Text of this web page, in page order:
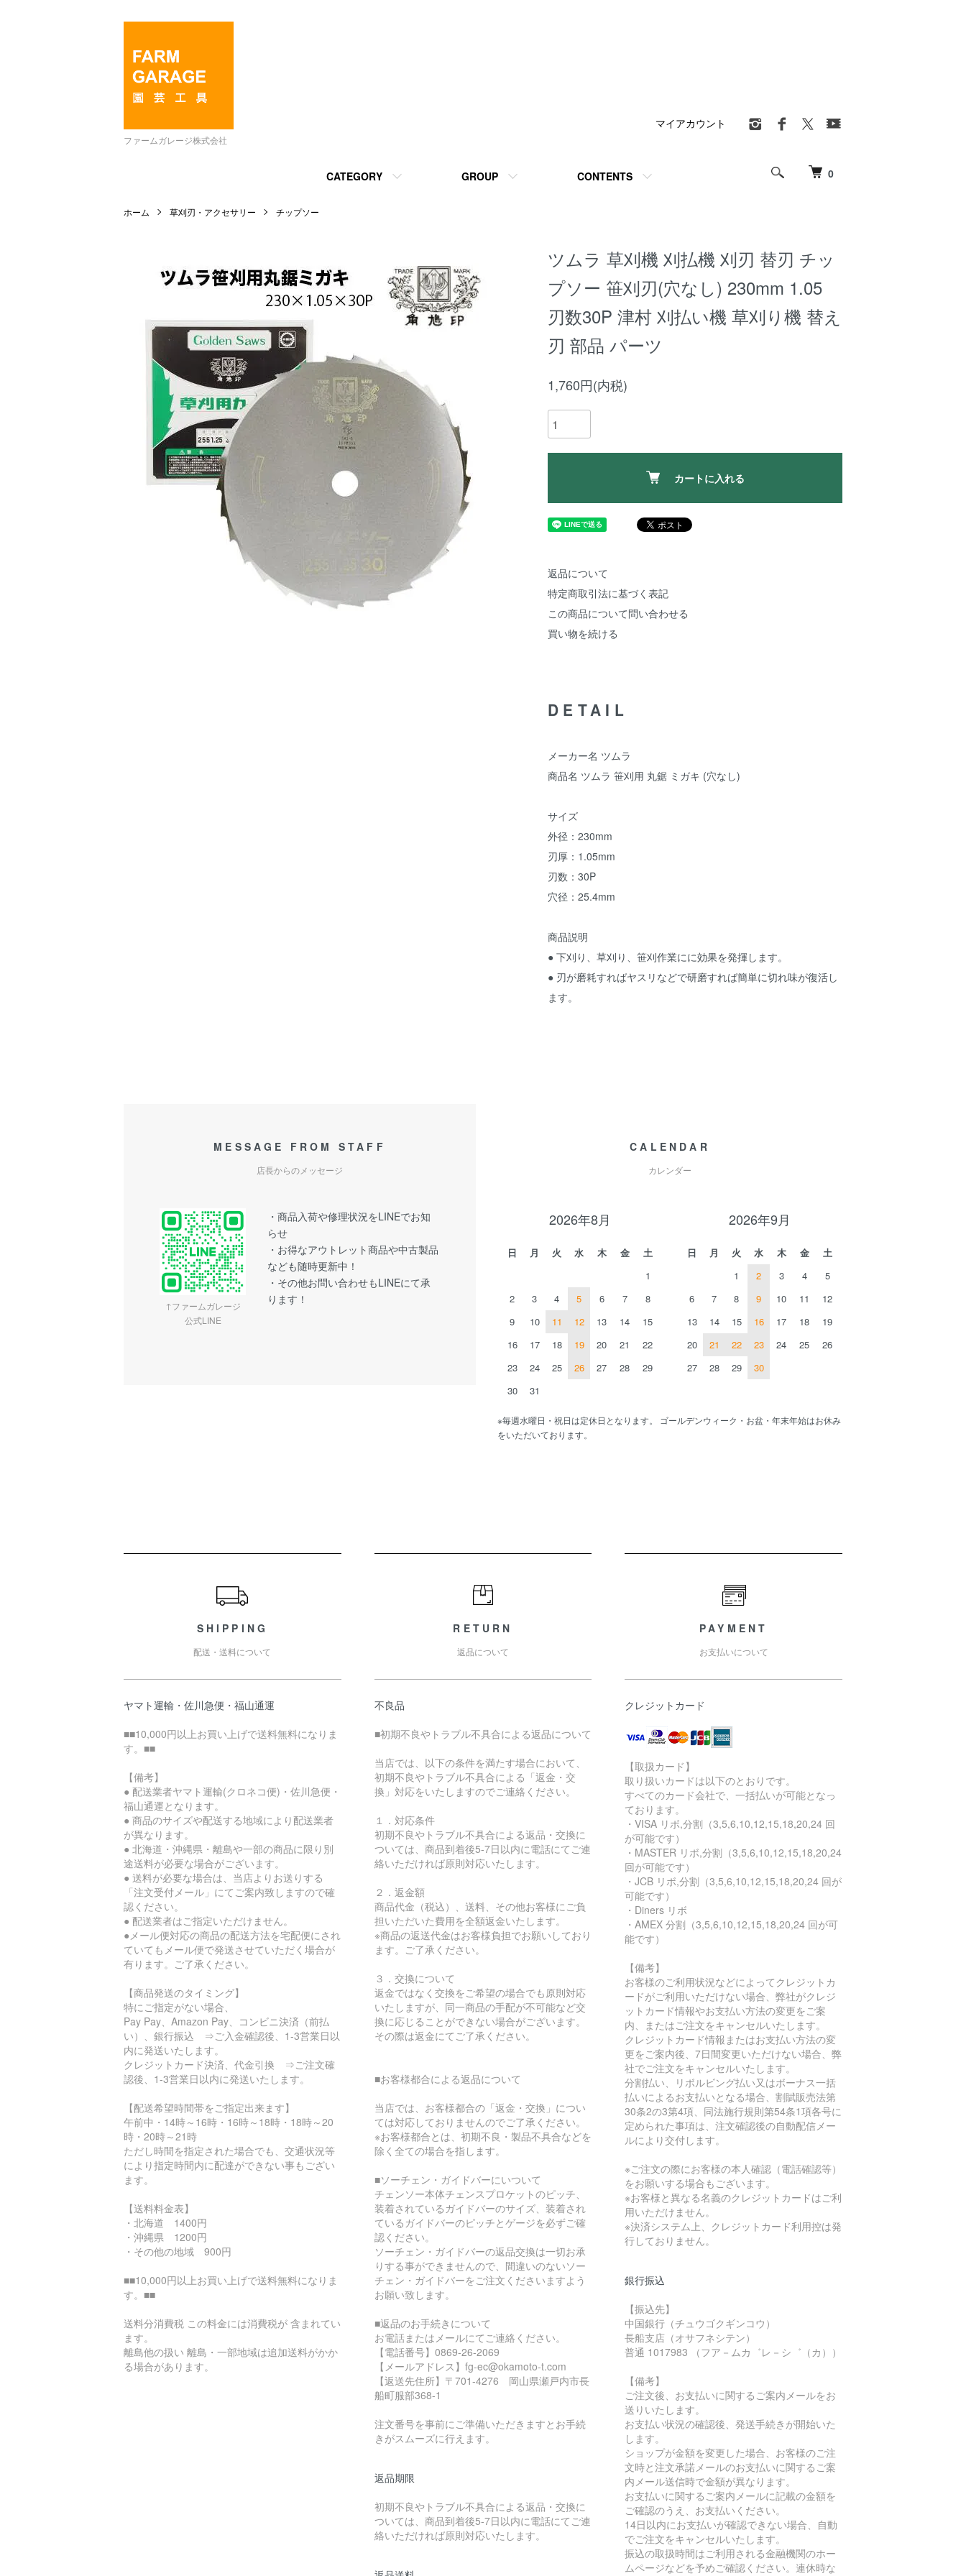
ファームガレージ株式会社
0
CATEGORY GROUP CONTENTS
マイアカウント
ホーム 草刈刃・アクセサリー チップソー
ツムラ 草刈機 刈払機 刈刃 替刃 チッ
プソー 笹刈刃(穴なし) 230mm 1.05
刃数30P 津村 刈払い機 草刈り機 替え
刃 部品 パーツ
1,760円(内税)
カートに入れる
返品について
特定商取引法に基づく表記
この商品について問い合わせる
買い物を続ける
DETAIL
メーカー名 ツムラ
商品名 ツムラ 笹刈用 丸鋸 ミガキ (穴なし)
サイズ
外径：230mm
刃厚：1.05mm
刃数：30P
穴径：25.4mm
商品説明
● 下刈り、草刈り、笹刈作業にに効果を発揮します。
● 刃が磨耗すればヤスリなどで研磨すれば簡単に切れ味が復活し
ます。
MESSAGE FROM STAFF
店長からのメッセージ
↑ファームガレージ
公式LINE
・商品入荷や修理状況をLINEでお知
らせ
・お得なアウトレット商品や中古製品
なども随時更新中！
・その他お問い合わせもLINEにて承
ります！
CALENDAR
カレンダー
2026年8月
日 月 火 水 木 金
土
1
2
3 4 5 6 7
8
9
10 11 12 13 14
15
16
17 18 19 20 21
22
23
24 25 26 27 28
29
30
31
2026年9月
日 月 火 水 木 金
土
1
2 3 4
5
6
7 8 9 10 11
12
13
14 15 16 17 18
19
20
21 22 23 24 25
26
27
28 29 30
※毎週水曜日・祝日は定休日となります。 ゴールデンウィーク・お盆・年末年始はお休み
をいただいております。
SHIPPING
配送・送料について
ヤマト運輸・佐川急便・福山通運
■■10,000円以上お買い上げで送料無料になりま
す。■■
【備考】
● 配送業者ヤマト運輸(クロネコ便)・佐川急便・
福山通運となります。
● 商品のサイズや配送する地域により配送業者
が異なります。
● 北海道・沖縄県・離島や一部の商品に限り別
途送料が必要な場合がございます。
● 送料が必要な場合は、当店よりお送りする
「注文受付メール」にてご案内致しますので確
認ください。
● 配送業者はご指定いただけません。
●メール便対応の商品の配送方法を宅配便にされ
ていてもメール便で発送させていただく場合が
有ります。ご了承ください。
【商品発送のタイミング】
特にご指定がない場合、
Pay Pay、Amazon Pay、コンビニ決済（前払
い）、銀行振込 ⇒ご入金確認後、1-3営業日以
内に発送いたします。
クレジットカード決済、代金引換 ⇒ご注文確
認後、1-3営業日以内に発送いたします。
【配送希望時間帯をご指定出来ます】
午前中・14時～16時・16時～18時・18時～20
時・20時～21時
ただし時間を指定された場合でも、交通状況等
により指定時間内に配達ができない事もござい
ます。
【送料料金表】
・北海道 1400円
・沖縄県 1200円
・その他の地域 900円
■■10,000円以上お買い上げで送料無料になりま
す。■■
送料分消費税 この料金には消費税が 含まれてい
ます。
離島他の扱い 離島・一部地域は追加送料がかか
る場合があります。
RETURN
返品について
不良品
■初期不良やトラブル不具合による返品について
当店では、以下の条件を満たす場合において、
初期不良やトラブル不具合による「返金・交
換」対応をいたしますのでご連絡ください。
１．対応条件
初期不良やトラブル不具合による返品・交換に
ついては、商品到着後5-7日以内に電話にてご連
絡いただければ原則対応いたします。
２．返金額
商品代金（税込）、送料、その他お客様にご負
担いただいた費用を全額返金いたします。
※商品の返送代金はお客様負担でお願いしており
ます。ご了承ください。
３．交換について
返金ではなく交換をご希望の場合でも原則対応
いたしますが、同一商品の手配が不可能など交
換に応じることができない場合がございます。
その際は返金にてご了承ください。
■お客様都合による返品について
当店では、お客様都合の「返金・交換」につい
ては対応しておりませんのでご了承ください。
※お客様都合とは、初期不良・製品不具合などを
除く全ての場合を指します。
■ソーチェン・ガイドバーにいついて
チェンソー本体チェンスプロケットのピッチ、
装着されているガイドバーのサイズ、装着され
ているガイドバーのピッチとゲージを必ずご確
認ください。
ソーチェン・ガイドバーの返品交換は一切お承
りする事ができませんので、間違いのないソー
チェン・ガイドバーをご注文くださいますよう
お願い致します。
■返品のお手続きについて
お電話またはメールにてご連絡ください。
【電話番号】0869-26-2069
【メールアドレス】fg-ec@okamoto-t.com
【返送先住所】〒701-4276 岡山県瀬戸内市長
船町服部368-1
注文番号を事前にご準備いただきますとお手続
きがスムーズに行えます。
返品期限
初期不良やトラブル不具合による返品・交換に
ついては、商品到着後5-7日以内に電話にてご連
絡いただければ原則対応いたします。
PAYMENT
お支払いについて
クレジットカード
【取扱カード】
取り扱いカードは以下のとおりです。
すべてのカード会社で、一括払いが可能となっ
ております。
・VISA リボ,分割（3,5,6,10,12,15,18,20,24 回
が可能です）
・MASTER リボ,分割（3,5,6,10,12,15,18,20,24
回が可能です）
・JCB リボ,分割（3,5,6,10,12,15,18,20,24 回が
可能です）
・Diners リボ
・AMEX 分割（3,5,6,10,12,15,18,20,24 回が可
能です）
【備考】
お客様のご利用状況などによってクレジットカ
ードがご利用いただけない場合、弊社がクレジ
ットカード情報やお支払い方法の変更をご案
内、またはご注文をキャンセルいたします。
クレジットカード情報またはお支払い方法の変
更をご案内後、7日間変更いただけない場合、弊
社でご注文をキャンセルいたします。
分割払い、リボルビング払い又はボーナス一括
払いによるお支払いとなる場合、割賦販売法第
30条2の3第4項、同法施行規則第54条1項各号に
定められた事項は、注文確認後の自動配信メー
ルにより交付します。
※ご注文の際にお客様の本人確認（電話確認等）
をお願いする場合もございます。
※お客様と異なる名義のクレジットカードはご利
用いただけません。
※決済システム上、クレジットカード利用控は発
行しておりません。
銀行振込
【振込先】
中国銀行（チュウゴクギンコウ）
長船支店（オサフネシテン）
普通 1017983 （フア－ムカ゛レ－シ゛（カ））
【備考】
ご注文後、お支払いに関するご案内メールをお
送りいたします。
お支払い状況の確認後、発送手続きが開始いた
します。
ショップが金額を変更した場合、お客様のご注
文時と注文承諾メールのお支払いに関するご案
内メール送信時で金額が異なります。
お支払いに関するご案内メールに記載の金額を
ご確認のうえ、お支払いください。
14日以内にお支払いが確認できない場合、自動
でご注文をキャンセルいたします。
振込の取扱時間はご利用される金融機関のホー
ムページなどを予めご確認ください。連休時な